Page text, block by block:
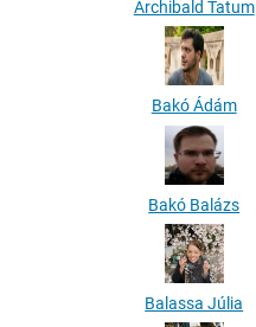
Archibald Tatum
Bakó Ádám
Bakó Balázs
Balassa Júlia